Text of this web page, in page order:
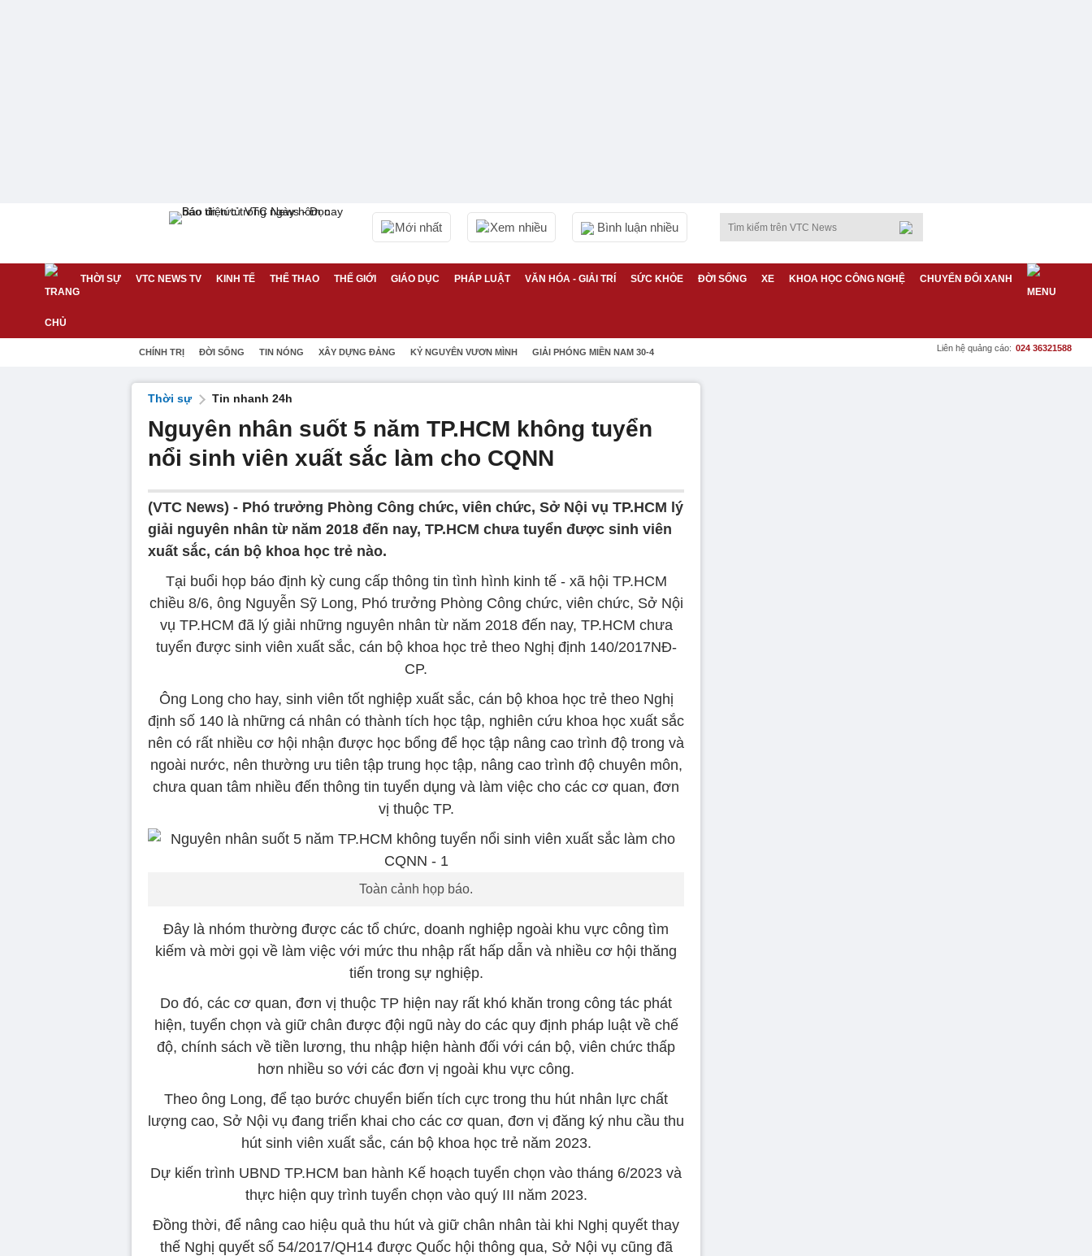
Mới nhất Xem nhiều Bình luận nhiều
THỜI SỰ VTC NEWS TV KINH TẾ THỂ THAO THẾ GIỚI GIÁO DỤC PHÁP LUẬT VĂN HÓA - GIẢI TRÍ SỨC KHỎE ĐỜI SỐNG XE KHOA HỌC CÔNG NGHỆ CHUYỂN ĐỔI XANH
CHÍNH TRỊ ĐỜI SỐNG TIN NÓNG XÂY DỰNG ĐẢNG KỶ NGUYÊN VƯƠN MÌNH GIẢI PHÓNG MIỀN NAM 30-4 Liên hệ quảng cáo: 024 36321588
Thời sự Tin nhanh 24h
Nguyên nhân suốt 5 năm TP.HCM không tuyển
nổi sinh viên xuất sắc làm cho CQNN
(VTC News) - Phó trưởng Phòng Công chức, viên chức, Sở Nội vụ TP.HCM lý
giải nguyên nhân từ năm 2018 đến nay, TP.HCM chưa tuyển được sinh viên
xuất sắc, cán bộ khoa học trẻ nào.
Tại buổi họp báo định kỳ cung cấp thông tin tình hình kinh tế - xã hội TP.HCM
chiều 8/6, ông Nguyễn Sỹ Long, Phó trưởng Phòng Công chức, viên chức, Sở Nội
vụ TP.HCM đã lý giải những nguyên nhân từ năm 2018 đến nay, TP.HCM chưa
tuyển được sinh viên xuất sắc, cán bộ khoa học trẻ theo Nghị định 140/2017NĐ-
CP.
Ông Long cho hay, sinh viên tốt nghiệp xuất sắc, cán bộ khoa học trẻ theo Nghị
định số 140 là những cá nhân có thành tích học tập, nghiên cứu khoa học xuất sắc
nên có rất nhiều cơ hội nhận được học bổng để học tập nâng cao trình độ trong và
ngoài nước, nên thường ưu tiên tập trung học tập, nâng cao trình độ chuyên môn,
chưa quan tâm nhiều đến thông tin tuyển dụng và làm việc cho các cơ quan, đơn
vị thuộc TP.
Toàn cảnh họp báo.
Đây là nhóm thường được các tổ chức, doanh nghiệp ngoài khu vực công tìm
kiếm và mời gọi về làm việc với mức thu nhập rất hấp dẫn và nhiều cơ hội thăng
tiến trong sự nghiệp.
Do đó, các cơ quan, đơn vị thuộc TP hiện nay rất khó khăn trong công tác phát
hiện, tuyển chọn và giữ chân được đội ngũ này do các quy định pháp luật về chế
độ, chính sách về tiền lương, thu nhập hiện hành đối với cán bộ, viên chức thấp
hơn nhiều so với các đơn vị ngoài khu vực công.
Theo ông Long, để tạo bước chuyển biến tích cực trong thu hút nhân lực chất
lượng cao, Sở Nội vụ đang triển khai cho các cơ quan, đơn vị đăng ký nhu cầu thu
hút sinh viên xuất sắc, cán bộ khoa học trẻ năm 2023.
Dự kiến trình UBND TP.HCM ban hành Kế hoạch tuyển chọn vào tháng 6/2023 và
thực hiện quy trình tuyển chọn vào quý III năm 2023.
Đồng thời, để nâng cao hiệu quả thu hút và giữ chân nhân tài khi Nghị quyết thay
thế Nghị quyết số 54/2017/QH14 được Quốc hội thông qua, Sở Nội vụ cũng đã